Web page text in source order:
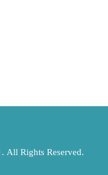
. All Rights Reserved.